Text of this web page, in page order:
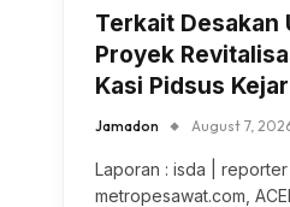
Terkait Desakan
Proyek
Kasi Pidsus
Jamadon August 7,
Laporan : isda |
metropesawat.com,